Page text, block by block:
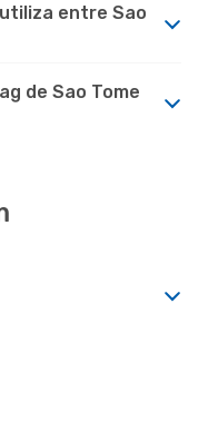
entre Sao
de Sao Tome